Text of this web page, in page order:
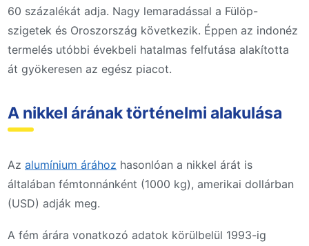
60 százalékát adja. Nagy lemaradással a Fülöp-
szigetek és Oroszország következik. Éppen az indonéz
termelés utóbbi évekbeli hatalmas felfutása alakította
át gyökeresen az egész piacot.
A nikkel árának történelmi alakulása
Az alumínium árához hasonlóan a nikkel árát is
általában fémtonnánként (1000 kg), amerikai dollárban
(USD) adják meg.
A fém árára vonatkozó adatok körülbelül 1993-ig